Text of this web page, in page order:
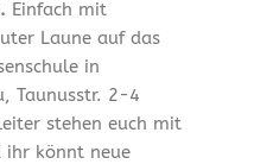
Einfach mit
Laune auf das
in
Taunusstr. 2-4
stehen euch mit
ihr könnt neue